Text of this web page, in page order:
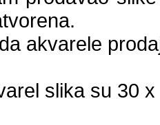
akvarele
slika su 30 x